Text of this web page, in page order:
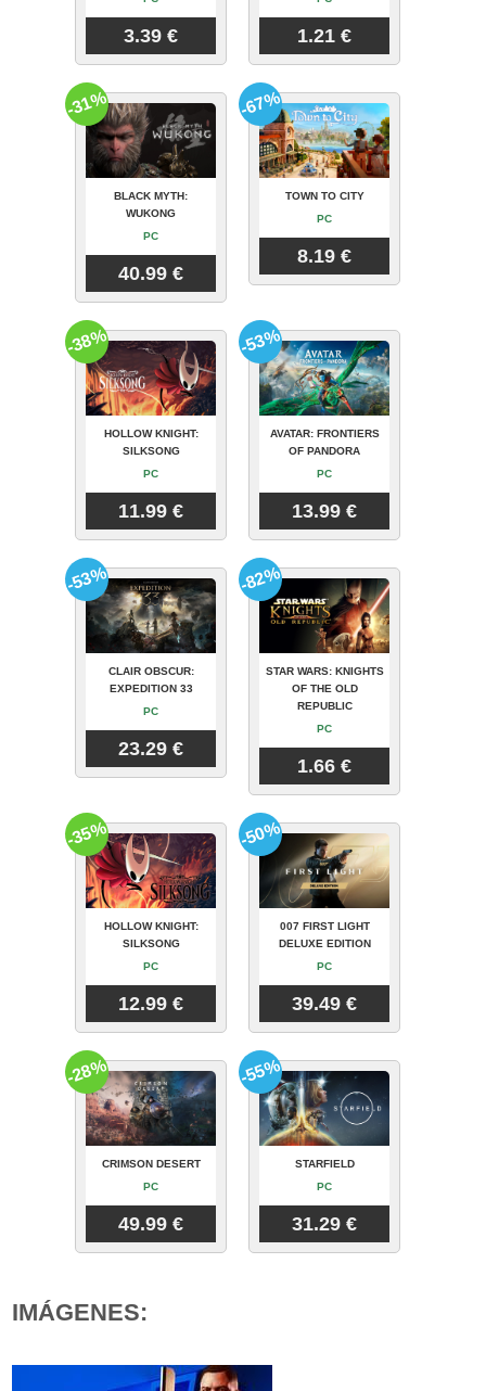
3.39 € 1.21 €
BLACK MYTH:
WUKONG
PC
40.99 €
-31%
TOWN TO CITY
PC
8.19 €
-67%
HOLLOW KNIGHT:
SILKSONG
PC
11.99 €
-38%
AVATAR: FRONTIERS
OF PANDORA
PC
13.99 €
-53%
CLAIR OBSCUR:
EXPEDITION 33
PC
23.29 €
-53%
STAR WARS: KNIGHTS
OF THE OLD
REPUBLIC
PC
1.66 €
-82%
HOLLOW KNIGHT:
SILKSONG
PC
12.99 €
-35%
007 FIRST LIGHT
DELUXE EDITION
PC
39.49 €
-50%
CRIMSON DESERT
PC
49.99 €
-28%
STARFIELD
PC
31.29 €
-55%
IMÁGENES: